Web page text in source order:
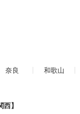
奈良
和歌山
】